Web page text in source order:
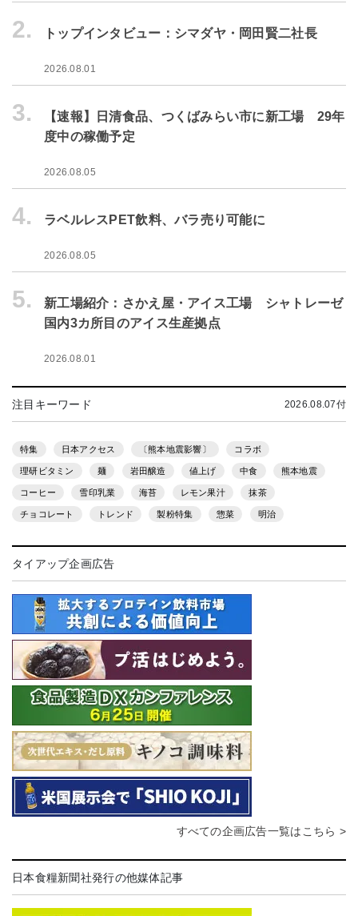
2. トップインタビュー：シマダヤ・岡田賢二社長
2026.08.01
3.
【速報】日清食品、つくばみらい市に新工場 29年
度中の稼働予定
2026.08.05
4. ラベルレスPET飲料、バラ売り可能に
2026.08.05
5.
新工場紹介：さかえ屋・アイス工場 シャトレーゼ
国内3カ所目のアイス生産拠点
2026.08.01
注目キーワード 2026.08.07付
特集 日本アクセス 〔熊本地震影響〕 コラボ
理研ビタミン 麺 岩田醸造 値上げ 中食 熊本地震
コーヒー 雪印乳業 海苔 レモン果汁 抹茶
チョコレート トレンド 製粉特集 惣菜 明治
タイアップ企画広告
すべての企画広告一覧はこちら >
日本食糧新聞社発行の他媒体記事